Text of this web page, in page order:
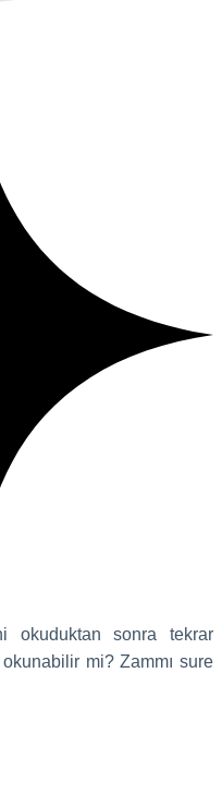
okuduktan sonra tekrar
mi? Zammı sure